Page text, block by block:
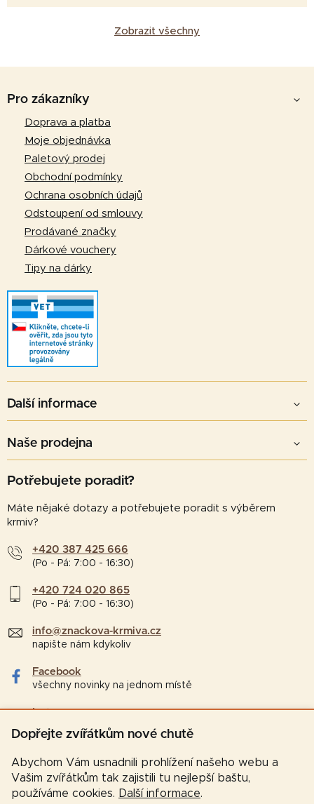
Dopřejte zvířátkům nové chutě
Abychom Vám usnadnili prohlížení našeho webu a
Vašim zvířátkům tak zajistili tu nejlepší baštu,
používáme cookies. Další informace.
Zobrazit všechny
Pro zákazníky
Doprava a platba
Moje objednávka
Paletový prodej
Obchodní podmínky
Ochrana osobních údajů
Odstoupení od smlouvy
Prodávané značky
Dárkové vouchery
Tipy na dárky
Další informace
Naše prodejna
Potřebujete poradit?
Máte nějaké dotazy a potřebujete poradit s výběrem
krmiv?
+420 387 425 666
(Po - Pá: 7:00 - 16:30)
+420 724 020 865
(Po - Pá: 7:00 - 16:30)
info@znackova-krmiva.cz
napište nám kdykoliv
Facebook
všechny novinky na jednom místě
Instagram
tipy a zajímavosti pro chovatele